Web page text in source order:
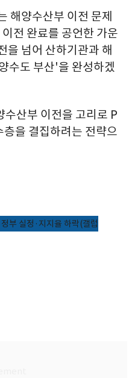
해양수산부 이전 문제
전 완료를 공언한 가운
을 넘어 산하기관과 해
수도 부산'을 완성하겠
수산부 이전을 고리로 P
을 결집하려는 전략으
부 실정·지지율 하락(갤럽